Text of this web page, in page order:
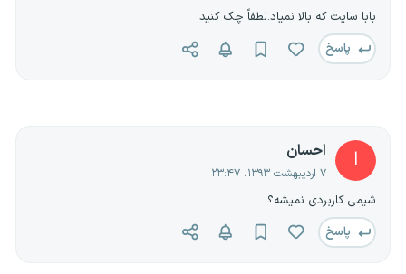
بابا سایت که بالا نمیاد.لطفاً چک کنید
پاسخ
ا احسان
۷ اردیبهشت ۱۳۹۳، ۲۳:۴۷
شیمی کاربردی نمیشه؟
پاسخ